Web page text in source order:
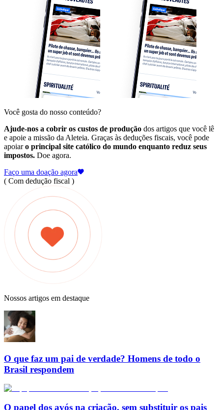
Você gosta do nosso conteúdo?
Ajude-nos a cobrir os custos de produção dos artigos que você lê
e apoie a missão da Aleteia. Graças às deduções fiscais, você pode
apoiaro principal site católico do mundo enquanto reduz seus
impostos. Doe agora.
Faço uma doação agora
( Com dedução fiscal )
Nossos artigos em destaque
O que faz um pai de verdade? Homens de todo o
Brasil respondem
O papel dos avós na criação, sem substituir os pais